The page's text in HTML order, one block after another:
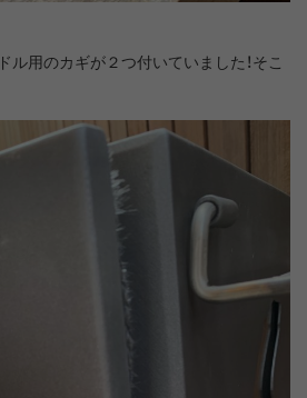
用のカギが２つ付いていました！そこ